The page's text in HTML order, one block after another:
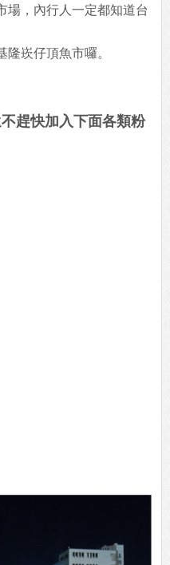
場，內行人一定都知道台
崁仔頂魚市囉。
趕快加入下面各類粉